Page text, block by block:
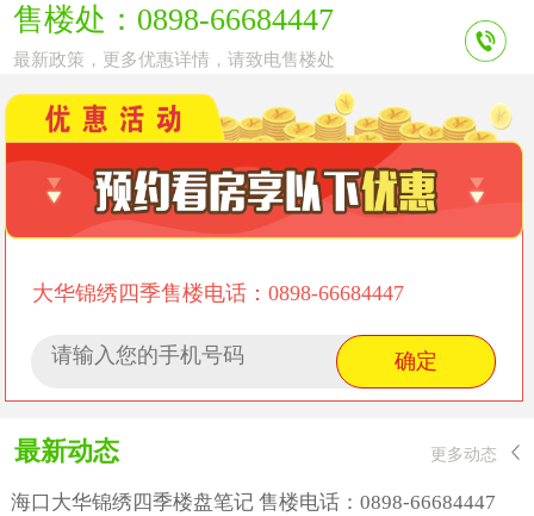
售楼处：0898-66684447
最新政策，更多优惠详情，请致电售楼处
大华锦绣四季售楼电话：0898-66684447
最新动态 更多动态
海口大华锦绣四季楼盘笔记 售楼电话：0898-66684447